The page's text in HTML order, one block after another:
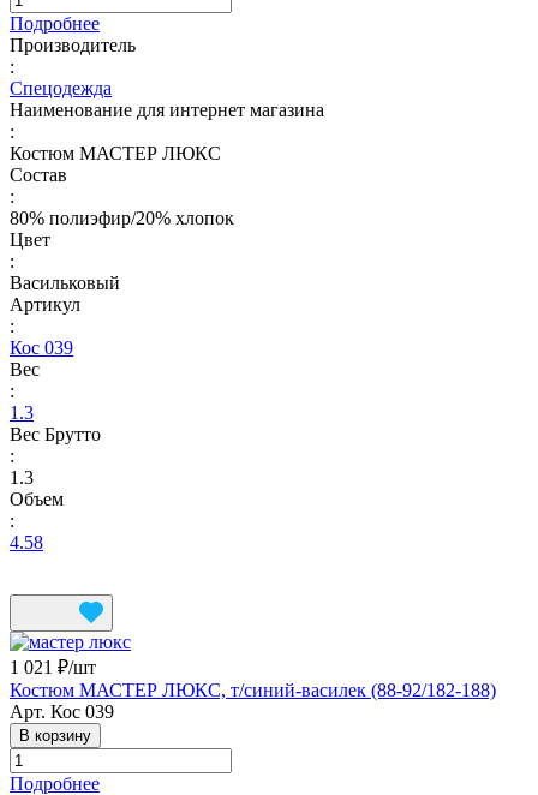
Подробнее
Производитель
:
Спецодежда
Наименование для интернет магазина
:
Костюм МАСТЕР ЛЮКС
Состав
:
80% полиэфир/20% хлопок
Цвет
:
Васильковый
Артикул
:
Кос 039
Вес
:
1.3
Вес Брутто
:
1.3
Объем
:
4.58
1 021 ₽/шт
Костюм МАСТЕР ЛЮКС, т/синий-василек (88-92/182-188)
Арт. Кос 039
В корзину
Подробнее